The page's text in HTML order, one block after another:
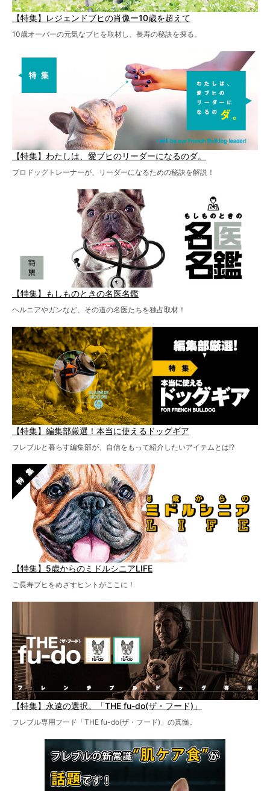
【特集】レジェンドブヒの肖像ー10歳を超えて
10歳オーバーの元気なブヒを取材し、長寿の秘訣を探る。
【特集】わたしは、愛ブヒのリーダーになるのダ。
プロドッグトレーナーが、リーダーになるための秘訣を解説！
【特集】もしものときの名医名鑑
ヘルニアやガンなど、その道の名医たちを独占取材！
【特集】編集部厳選！本当に使えるドッグギア
フレブルと暮らす編集部が、自信をもって紹介したいアイテムとは!?
【特集】5歳からのミドルシニアLIFE
ご長寿ブヒをめざすヒントがここに！
【特集】永遠の選択。「THE fu-do(ザ・フード)」
フレブル専用フード「THE fu-do(ザ・フード)」の真髄。